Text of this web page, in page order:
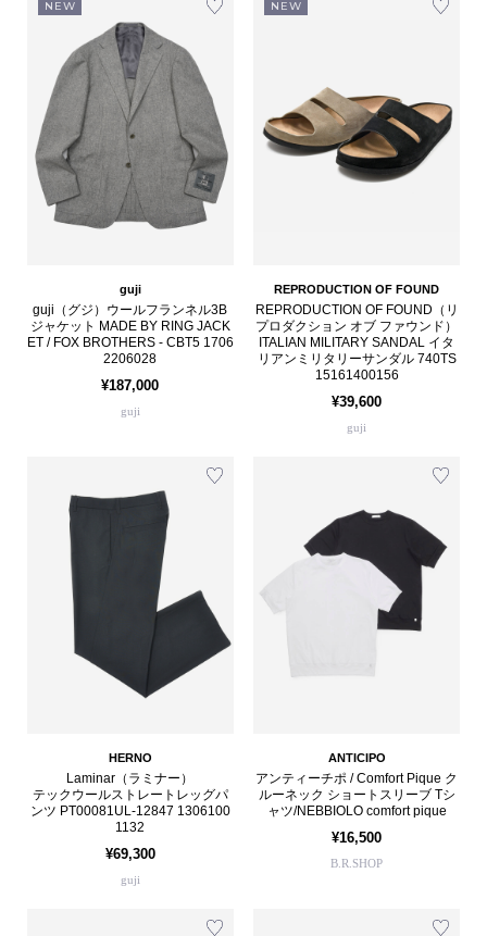
NEW
guji
guji（グジ）ウールフランネル3B
ジャケット MADE BY RING JACK
ET / FOX BROTHERS - CBT5 1706
2206028
¥187,000
guji
NEW
REPRODUCTION OF FOUND
REPRODUCTION OF FOUND（リ
プロダクション オブ ファウンド）
ITALIAN MILITARY SANDAL イタ
リアンミリタリーサンダル 740TS
15161400156
¥39,600
guji
HERNO
Laminar（ラミナー）
テックウールストレートレッグパ
ンツ PT00081UL-12847 1306100
1132
¥69,300
guji
ANTICIPO
アンティーチポ / Comfort Pique ク
ルーネック ショートスリーブ Tシ
ャツ/NEBBIOLO comfort pique
¥16,500
B.R.SHOP